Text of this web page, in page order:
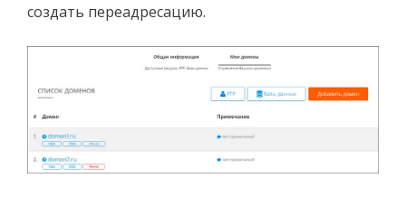
создать переадресацию.